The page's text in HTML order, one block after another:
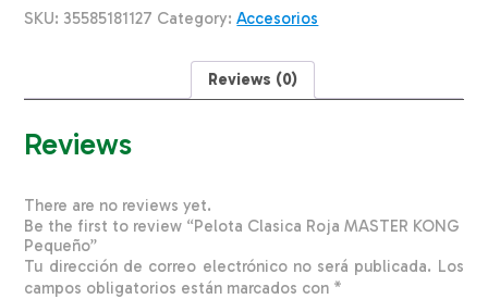
Pequeño
SKU: 35585181127 Category:Accesorios
Reviews (0)
Reviews
There are no reviews yet.
Be the first to review “Pelota Clasica Roja MASTER KONG
Pequeño”
Tu dirección de correo electrónico no será publicada. Los
campos obligatorios están marcados con *